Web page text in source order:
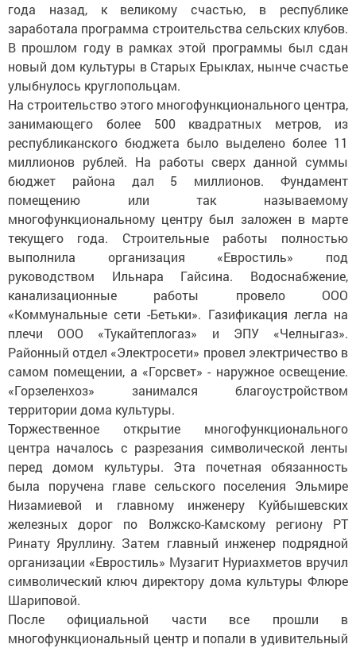
года назад, к великому счастью, в республике
заработала программа строительства сельских клубов.
В прошлом году в рамках этой программы был сдан
новый дом культуры в Старых Ерыклах, нынче счастье
улыбнулось круглопольцам.
На строительство этого многофункционального центра,
занимающего более 500 квадратных метров, из
республиканского бюджета было выделено более 11
миллионов рублей. На работы сверх данной суммы
бюджет района дал 5 миллионов. Фундамент
помещению или так называемому
многофункциональному центру был заложен в марте
текущего года. Строительные работы полностью
выполнила организация «Евростиль» под
руководством Ильнара Гайсина. Водоснабжение,
канализационные работы провело ООО
«Коммунальные сети -Бетьки». Газификация легла на
плечи ООО «Тукайтеплогаз» и ЭПУ «Челныгаз».
Районный отдел «Электросети» провел электричество в
самом помещении, а «Горсвет» - наружное освещение.
«Горзеленхоз» занимался благоустройством
территории дома культуры.
Торжественное открытие многофункционального
центра началось с разрезания символической ленты
перед домом культуры. Эта почетная обязанность
была поручена главе сельского поселения Эльмире
Низамиевой и главному инженеру Куйбышевских
железных дорог по Волжско-Камскому региону РТ
Ринату Яруллину. Затем главный инженер подрядной
организации «Евростиль» Музагит Нуриахметов вручил
символический ключ директору дома культуры Флюре
Шариповой.
После официальной части все прошли в
многофункциональный центр и попали в удивительный